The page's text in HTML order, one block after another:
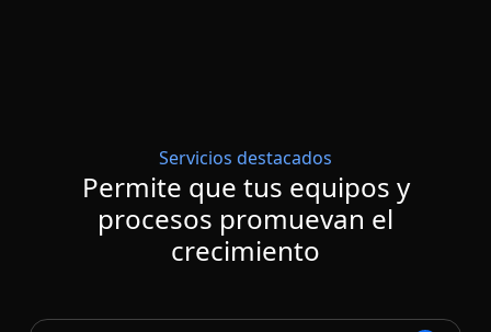
Servicios destacados
Permite que tus equipos y
procesos promuevan el
crecimiento